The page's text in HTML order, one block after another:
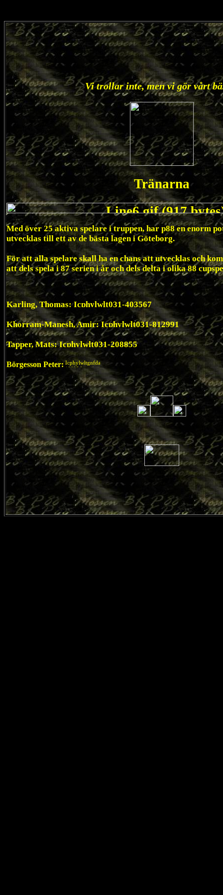
Vi trollar inte, men vi gör vårt
Tränarna
Med över 25 aktiva spelare i truppen, har p88 en enorm
utvecklas till ett av de bästa lagen i Göteborg.
För att alla spelare skall ha en chans att utvecklas och
att dels spela i 87 serien i år och dels delta i olika 88
Karling, Thomas: 031-403567
Khorram-Manesh, Amir: 031-812991
Tapper, Mats: 031-208855
Börgesson Peter: